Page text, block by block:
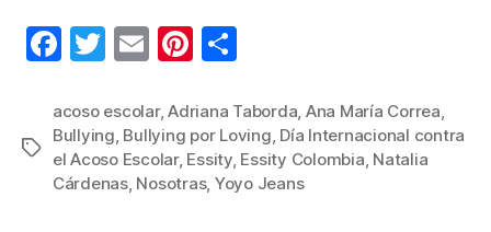
F
c
e
b
T
tt
er
E
ail
Pi
er
e
st
m
p
ar
Etiquetas
acoso escolar,Adriana Taborda, Ana María Correa,
Bullying, Bullying por Loving, Día Internacional contra
el Acoso Escolar, Essity, Essity Colombia, Natalia
Cárdenas, Nosotras, Yoyo Jeans